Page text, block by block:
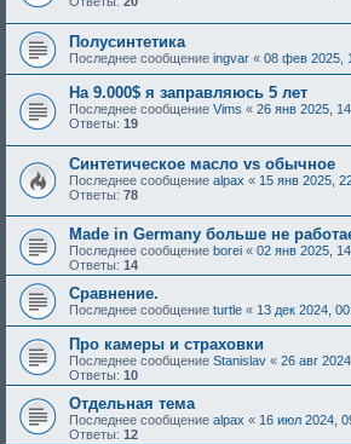
Полусинтетика
Последнее сообщение ingvar « 08 фев 2025,
На 9.000$ я заправляюсь 5 лет
Последнее сообщение Vims « 26 янв 2025,
Ответы: 19
Синтетическое масло vs обычное
Последнее сообщение alpax « 15 янв 2025,
Ответы: 78
Made in Germany больше не
Последнее сообщение borei « 02 янв 2025,
Ответы: 14
Сравнение.
Последнее сообщение turtle « 13 дек 2024,
Про камеры и страховки
Последнее сообщение Stanislav « 26 авг
Ответы: 10
Отдельная тема
Последнее сообщение alpax « 16 июл 2024,
Ответы: 12